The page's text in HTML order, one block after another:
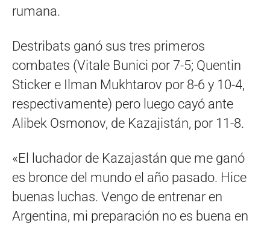
rumana.
Destribats ganó sus tres primeros
combates (Vitale Bunici por 7-5; Quentin
Sticker e Ilman Mukhtarov por 8-6 y 10-4,
respectivamente) pero luego cayó ante
Alibek Osmonov, de Kazajistán, por 11-8.
«El luchador de Kazajastán que me ganó
es bronce del mundo el año pasado. Hice
buenas luchas. Vengo de entrenar en
Argentina, mi preparación no es buena en